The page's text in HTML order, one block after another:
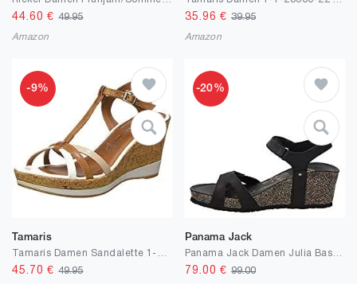
44.60 €49.95
Amazon
35.96 € 39.95
Amazon
-9%
Tamaris
45.70 €49.95
-20%
Panama Jack
79.00 € 99.00